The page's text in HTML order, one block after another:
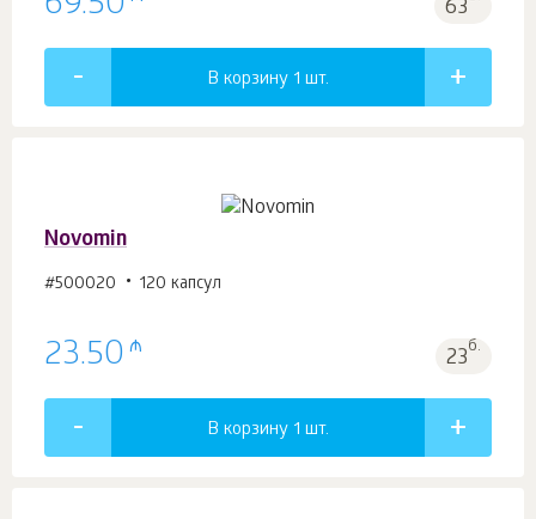
63
В корзину 1 шт.
Novomin
#500020 120 капсул
23.50 ₼ 23б.
В корзину 1 шт.